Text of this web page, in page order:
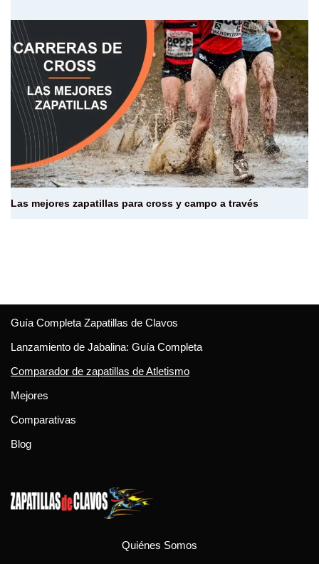
Las mejores zapatillas para cross y campo a través
Guía Completa Zapatillas de Clavos
Lanzamiento de Jabalina: Guía Completa
Comparador de zapatillas de Atletismo
Mejores
Comparativas
Blog
Quiénes Somos